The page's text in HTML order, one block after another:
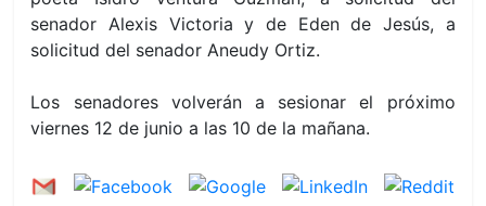
senador Alexis Victoria y de Eden de Jesús, a
solicitud del senador Aneudy Ortiz.
Los senadores volverán a sesionarel próximo
viernes 12 de junio a las 10 de la mañana.